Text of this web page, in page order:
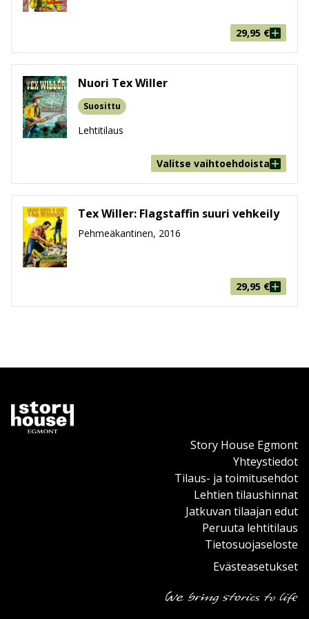
29,95 €
Nuori Tex Willer
Suosittu
Lehtitilaus
Valitse vaihtoehdoista
Tex Willer: Flagstaffin suuri vehkeily
Pehmeäkantinen, 2016
29,95 €
Story House Egmont
Yhteystiedot
Tilaus- ja toimitusehdot
Lehtien tilaushinnat
Jatkuvan tilaajan edut
Peruuta lehtitilaus
Tietosuojaseloste
Evästeasetukset